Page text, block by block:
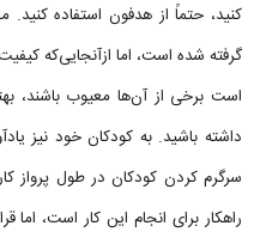
کنید، حتماً از هدفون استفاده
گرفته شده است، اما ازآنجایی‌که
است برخی از آن‌ها معیوب باشند،
داشته باشید. به کودکان خود نیز
سرگرم کردن کودکان در طول پرواز
راهکار برای انجام این کار است،